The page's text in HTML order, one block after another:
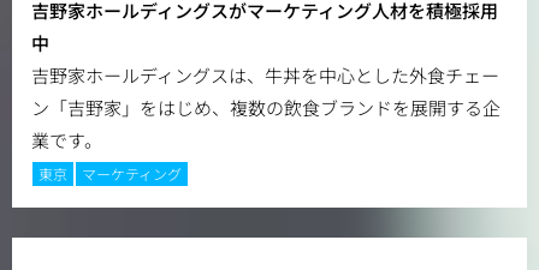
吉野家ホールディングスがマーケティング人材を積極採用
中
吉野家ホールディングスは、牛丼を中心とした外食チェー
ン「吉野家」をはじめ、複数の飲食ブランドを展開する企
業です。
東京 マーケティング